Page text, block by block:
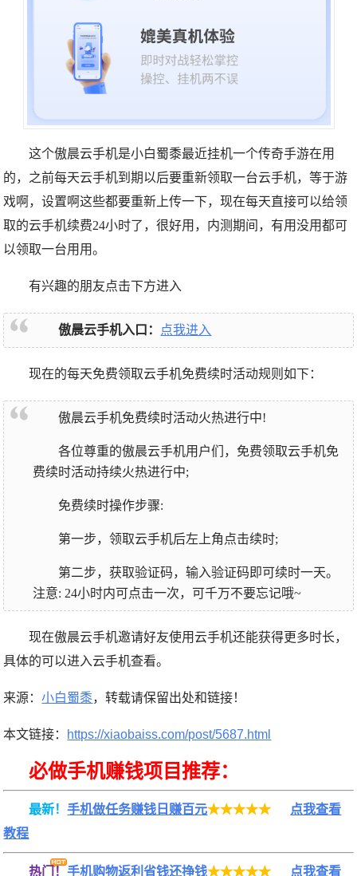
这个傲晨云手机是小白蜀黍最近挂机一个传奇手游在用
的，之前每天云手机到期以后要重新领取一台云手机，等于游
戏啊，设置啊这些都要重新上传一下，现在每天直接可以给领
取的云手机续费24小时了，很好用，内测期间，有用没用都可
以领取一台用用。
有兴趣的朋友点击下方进入
傲晨云手机入口： 点我进入
现在的每天免费领取云手机免费续时活动规则如下：
傲晨云手机免费续时活动火热进行中!
各位尊重的傲晨云手机用户们，免费领取云手机免
费续时活动持续火热进行中;
免费续时操作步骤:
第一步，领取云手机后左上角点击续时;
第二步，获取验证码，输入验证码即可续时一天。
注意: 24小时内可点击一次，可千万不要忘记哦~
现在傲晨云手机邀请好友使用云手机还能获得更多时长，
具体的可以进入云手机查看。
来源：小白蜀黍，转载请保留出处和链接！
本文链接： https://xiaobaiss.com/post/5687.html
必做手机赚钱项目推荐：
最新！手机做任务赚钱日赚百元★★★★★
点我查看
教程
热门！手机购物返利省钱还挣钱★★★★★ 点我查看